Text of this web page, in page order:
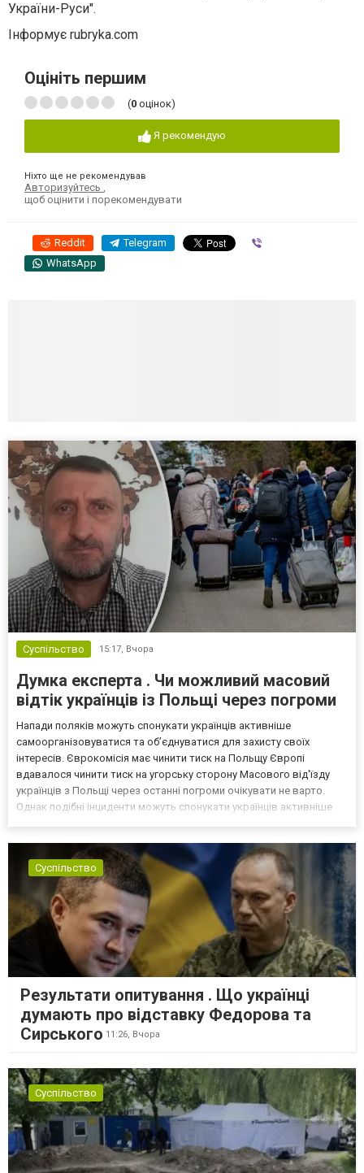
України-Руси".
Інформує rubryka.com
Оцініть першим
(0 оцінок)
Я рекомендую
Ніхто ще не рекомендував
Авторизуйтесь ,
щоб оцінити і порекомендувати
Reddit Telegram
WhatsApp
Суспільство 15:17, Вчора
Думка експерта . Чи можливий масовий
відтік українців із Польщі через погроми
Напади поляків можуть спонукати українців активніше
самоорганізовуватися та об’єднуватися для захисту своїх
інтересів. Єврокомісія має чинити тиск на Польщу Європі
вдавалося чинити тиск на угорську сторону Масового від'їзду
українців з Польщі через останні погроми очікувати не варто.
Однак подібні інциденти можуть спонукати українців активніше
Суспільство
Результати опитування . Що українці
думають про відставку Федорова та
Сирського 11:26, Вчора
Суспільство